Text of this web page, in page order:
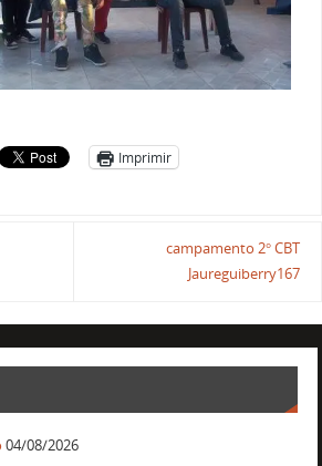
Imprimir
campamento 2° CBT
Jaureguiberry167
04/08/2026